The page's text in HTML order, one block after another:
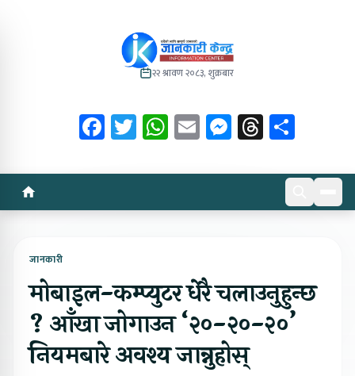
२२ श्रावण २०८३, शुक्रबार
Facebook
Twitter
WhatsApp
EmailMessenger
Threads
जानकारी
मोबाइल-कम्प्युटर धेरै चलाउनुहुन्छ
? आँखा जोगाउन ‘२०-२०-२०’
नियमबारे अवश्य जान्नुहोस्